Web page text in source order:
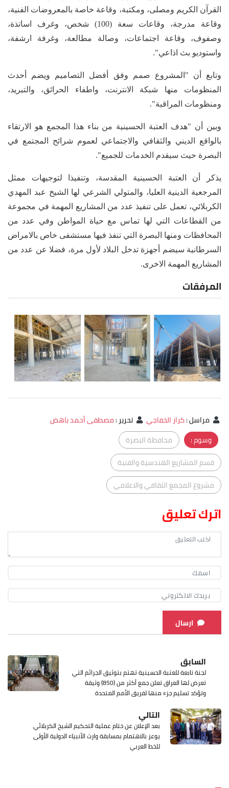
القرآن الكريم ومصلى، ومكتبة، وقاعة خاصة بالمعروضات الفنية،
وقاعة مدرجة، وقاعات سعة (100) شخص، وغرف اساتذة،
وصفوف، وقاعة اجتماعات، وصالة مطالعة، وغرفة ارشفة،
واستوديو بث اذاعي".
وتابع أن "المشروع صمم وفق أفضل التصاميم ويضم أحدث
المنظومات منها شبكة الانترنت، واطفاء الحرائق، والتبريد،
ومنظومات المراقبة".
وبين أن "هدف العتبة الحسينية من بناء هذا المجمع هو الارتقاء
بالواقع الديني والثقافي والاجتماعي لعموم شرائح المجتمع في
البصرة حيث سيقدم الخدمات للجميع".
يذكر أن العتبة الحسينية المقدسة، وتنفيذا لتوجيهات ممثل
المرجعية الدينية العليا، والمتولي الشرعي لها الشيخ عبد المهدي
الكربلائي، تعمل على تنفيذ عدد من المشاريع المهمة في مجموعة
من القطاعات التي لها تماس مع حياة المواطن وفي عدد من
المحافظات ومنها البصرة التي تنفذ فيها مستشفى خاص بالامراض
السرطانية سيضم أجهزة تدخل البلاد لأول مرة، فضلا عن عدد من
المشاريع المهمة الاخرى.
المرفقات
مراسل:كرار الخفاجي تحرير:مصطفى أحمد باهض
وسوم :
محافظة البصرة
قسم المشاريع الهندسية والفنية
مشروع المجمع الثقافي والاعلامي
اترك تعليق
ارسال
السابق
لجنة تابعة للعتبة الحسينية تهتم بتوثيق الجرائم التي
تعرض لها العراق تعلن جمع أكثر من (850) وثيقة
وتؤكد تسليم جزء منها لفريق الأمم المتحدة
التالي
بعد الإعلان عن ختام عملية التحكيم الشيخ الكربلائي
يوعز بالاهتمام بمسابقة وارث الأنبياء الدولية الأولى
للخط العربي